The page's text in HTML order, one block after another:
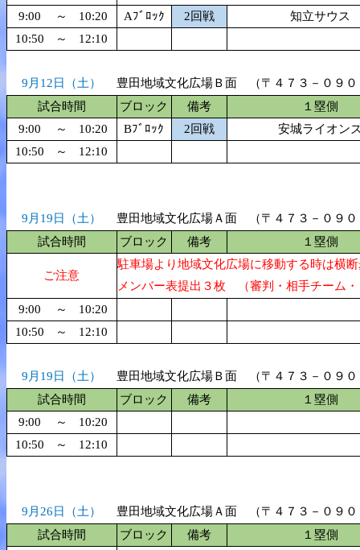
9:00
～ 10:20 Aﾌﾞﾛｯｸ 2回戦
知立サウス
10:50
～ 12:10
9月12日（土）
豊田地域文化広場Ｂ面 （〒４７３－０
試合時間
ブロック 備考
１塁側
9:00
～ 10:20 Bﾌﾞﾛｯｸ 2回戦
安城ライオン
10:50
～ 12:10
9月19日（土）
豊田地域文化広場Ａ面 （〒４７３－０
試合時間
ブロック 備考 １塁側
ご注意
駐車場より地域文化広場に移動する時は横
メンバー表提出３枚 （審判・相手チーム
9:00
～
10:20
10:50
～ 12:10
9月19日（土）
豊田地域文化広場Ｂ面 （〒４７３－０
試合時間
ブロック 備考
１塁側
9:00
～
10:20
10:50
～ 12:10
9月26日（土）
豊田地域文化広場Ａ面 （〒４７３－０
試合時間
ブロック 備考 １塁側